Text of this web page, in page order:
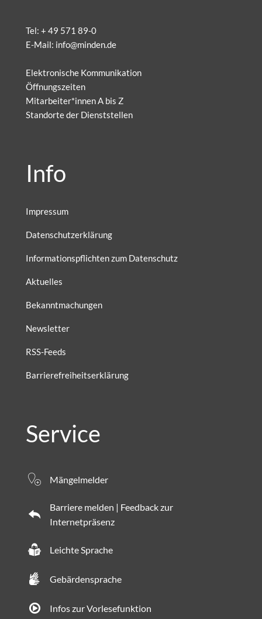
Tel: + 49 571 89-0
E-Mail: info@minden.de
Elektronische Kommunikation
Öffnungszeiten
Mitarbeiter*innen A bis Z
Standorte der Dienststellen
Info
Impressum
Datenschutzerklärung
Informationspflichten zum Datenschutz
Aktuelles
Bekanntmachungen
Newsletter
RSS-Feeds
Barrierefreiheitserklärung
Service
Mängelmelder
Barriere melden | Feedback zur
Internetpräsenz
Leichte Sprache
Gebärdensprache
Infos zur Vorlesefunktion